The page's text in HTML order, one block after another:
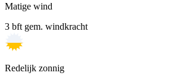
Matige wind
3 bft gem. windkracht
Redelijk zonnig